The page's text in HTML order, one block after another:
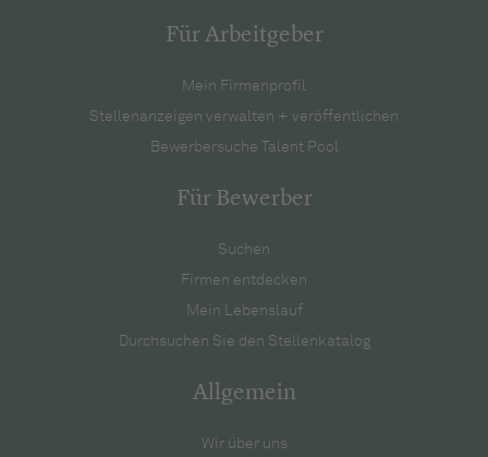
Für Arbeitgeber
Mein Firmenprofil
Stellenanzeigen verwalten + veröffentlichen
Bewerbersuche Talent Pool
Für Bewerber
Suchen
Firmen entdecken
Mein Lebenslauf
Durchsuchen Sie den Stellenkatalog
Allgemein
Wir über uns